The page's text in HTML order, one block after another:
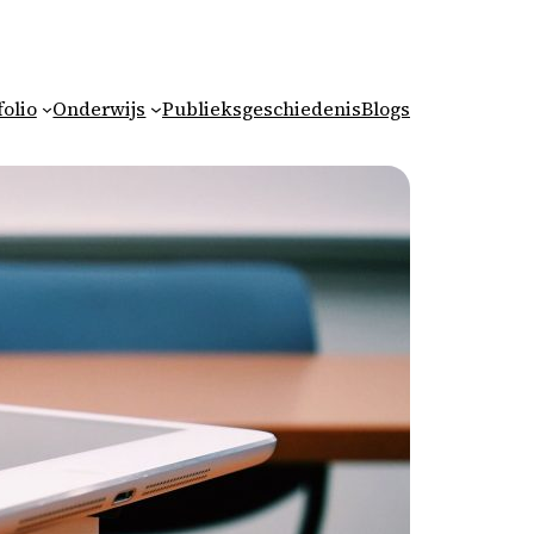
Onderwijs PublieksgeschiedenisBlogs